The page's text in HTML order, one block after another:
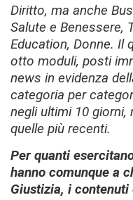
Diritto, ma anche
Salute e Benessere,
Education, Donne. Il
otto moduli, posti
news in evidenza
categoria per
negli ultimi 10 giorni,
quelle più recenti.
Per quanti
hanno comunque a
Giustizia, i